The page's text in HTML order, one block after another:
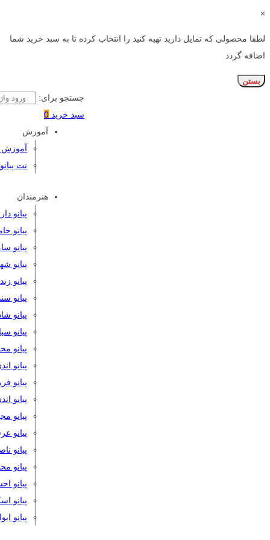
×
لطفا محصولی که تمایل دارید تهیه کنید را انتخاب کرده تا به سبد خرید شما
اضافه گردد
بستن
جستجو برای:
سبد خرید 0
آموزش
آموزش
نت پیانو
هنرمندان
پیانو
پیانو
پیانو
پیانو
پیانو
پیانو
پیانو
پیانو
پیانو
پیانو
پیانو
پیانو
پیانو
پیانو
پیانو
پیانو
پیانو
پیانو
پیانو